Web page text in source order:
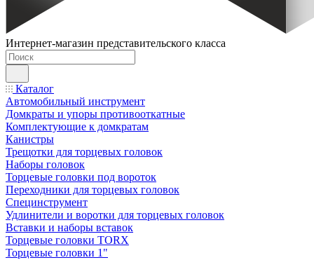
Интернет-магазин представительского класса
Каталог
Автомобильный инструмент
Домкраты и упоры противооткатные
Комплектующие к домкратам
Канистры
Трещотки для торцевых головок
Наборы головок
Торцевые головки под вороток
Переходники для торцевых головок
Специнструмент
Удлинители и воротки для торцевых головок
Вставки и наборы вставок
Торцевые головки TORX
Торцевые головки 1"